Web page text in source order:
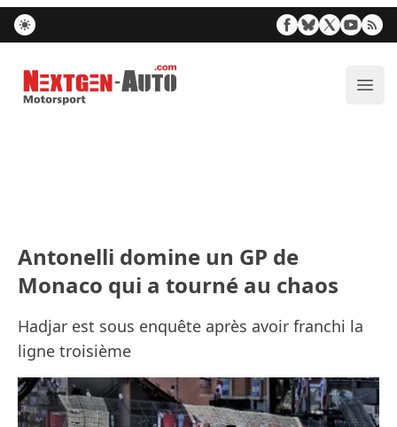
Nextgen-Auto.com
Antonelli domine un GP de
Monaco qui a tourné au chaos
Hadjar est sous enquête après avoir franchi la
ligne troisième